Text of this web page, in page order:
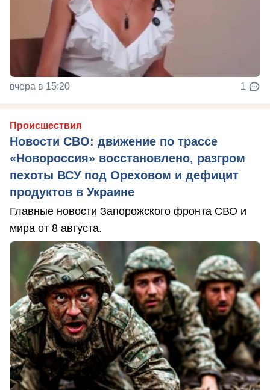
вчера в 15:20 1
Происшествия
Новости СВО: движение по трассе
«Новороссия» восстановлено, разгром
пехоты ВСУ под Ореховом и дефицит
продуктов в Украине
Главные новости Запорожского фронта СВО и
мира от 8 августа.